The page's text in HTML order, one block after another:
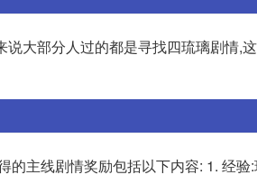
大部分人过的都是寻找四琉璃剧情,
的主线剧情奖励包括以下内容: 1. 经